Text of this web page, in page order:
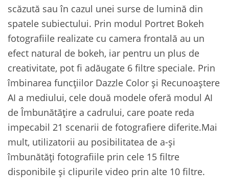
scăzută sau în cazul unei surse de lumină din
spatele subiectului. Prin modul Portret Bokeh
fotografiile realizate cu camera frontală au un
efect natural de bokeh, iar pentru un plus de
creativitate, pot fi adăugate 6 filtre speciale. Prin
îmbinarea funcțiilor Dazzle Color și Recunoaștere
AI a mediului, cele două modele oferă modul AI
de Îmbunătățire a cadrului, care poate reda
impecabil 21 scenarii de fotografiere diferite.Mai
mult, utilizatorii au posibilitatea de a-și
îmbunătăți fotografiile prin cele 15 filtre
disponibile și clipurile video prin alte 10 filtre.